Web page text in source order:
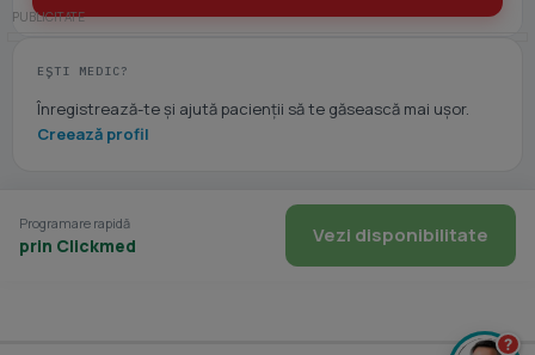
EȘTI MEDIC?
Înregistrează-te și ajută pacienții să te găsească mai ușor.
Creează profil
Programare rapidă
prin Clickmed Vezi disponibilitate
?